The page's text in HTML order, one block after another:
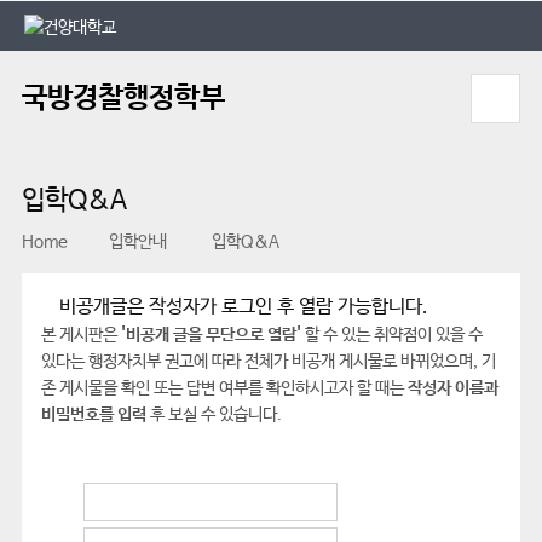
본문 바로가기
대메뉴 바로가기
국방경찰행정학부
입학Q&A
Home 입학안내 입학Q&A
비공개글은 작성자가 로그인 후 열람 가능합니다.
본 게시판은'비공개 글을 무단으로 열람'할 수 있는 취약점이 있을 수
있다는 행정자치부 권고에 따라 전체가 비공개 게시물로 바뀌었으며, 기
존 게시물을 확인 또는 답변 여부를 확인하시고자 할 때는작성자 이름과
비밀번호를 입력 후 보실 수 있습니다.